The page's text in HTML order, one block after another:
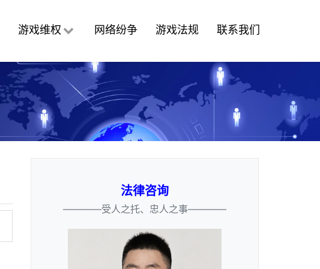
游戏维权 网络纷争 游戏法规 联系我们
法律咨询
————受人之托、忠人之事————